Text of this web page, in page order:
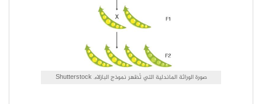
صورة الوراثة الماندلية التي تُظهر نموذج البازلاء. Shutterstock